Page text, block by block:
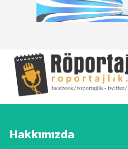
Hakkımızda